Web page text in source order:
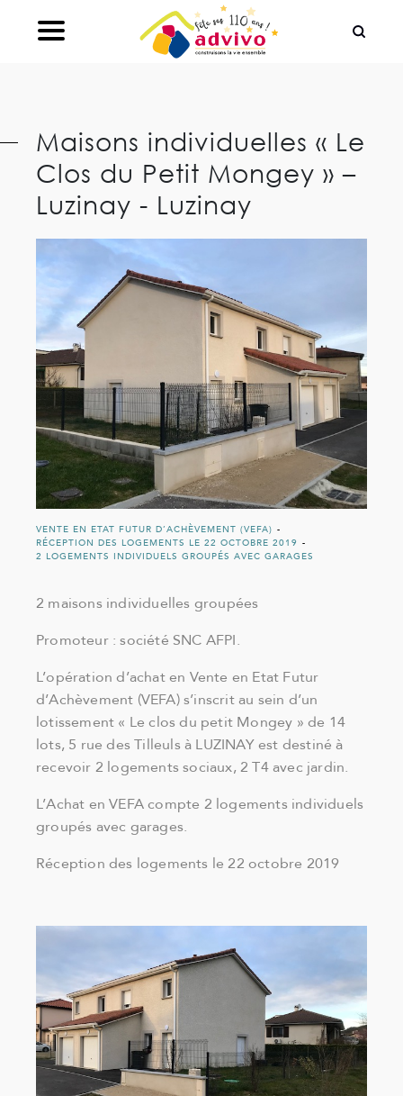
Maisons individuelles « Le
Clos du Petit Mongey » –
Luzinay - Luzinay
VENTE EN ETAT FUTUR D’ACHÈVEMENT (VEFA) -
RÉCEPTION DES LOGEMENTS LE 22 OCTOBRE 2019 -
2 LOGEMENTS INDIVIDUELS GROUPÉS AVEC GARAGES
2 maisons individuelles groupées
Promoteur : société SNC AFPI.
L’opération d’achat en Vente en Etat Futur
d’Achèvement (VEFA) s’inscrit au sein d’un
lotissement « Le clos du petit Mongey » de 14
lots, 5 rue des Tilleuls à LUZINAY est destiné à
recevoir 2 logements sociaux, 2 T4 avec jardin.
L’Achat en VEFA compte 2 logements individuels
groupés avec garages.
Réception des logements le 22 octobre 2019